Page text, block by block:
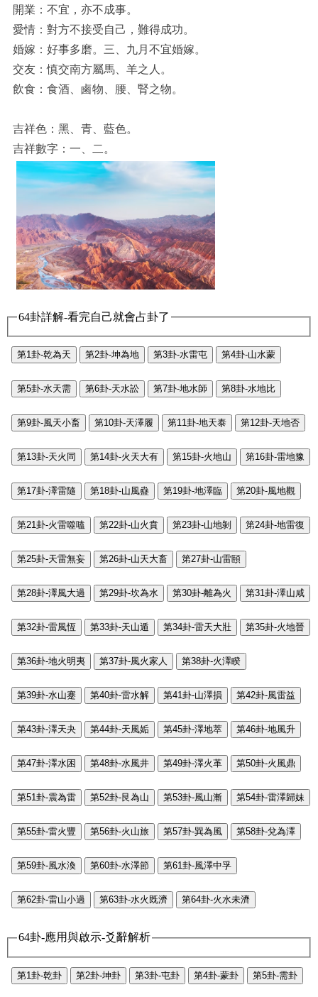
開業：不宜，亦不成事。
愛情：對方不接受自己，難得成功。
婚嫁：好事多磨。三、九月不宜婚嫁。
交友：慎交南方屬馬、羊之人。
飲食：食酒、鹵物、腰、腎之物。
吉祥色：黑、青、藍色。
吉祥數字：一、二。
64卦詳解-看完自己就會占卦了
第1卦-乾為天 第2卦-坤為地 第3卦-水雷屯 第4卦-山水蒙
第5卦-水天需 第6卦-天水訟 第7卦-地水師 第8卦-水地比
第9卦-風天小畜 第10卦-天澤履 第11卦-地天泰 第12卦-天地否
第13卦-天火同 第14卦-火天大有 第15卦-火地山 第16卦-雷地豫
第17卦-澤雷隨 第18卦-山風蠱 第19卦-地澤臨 第20卦-風地觀
第21卦-火雷噬嗑 第22卦-山火賁 第23卦-山地剝 第24卦-地雷復
第25卦-天雷無妄 第26卦-山天大畜 第27卦-山雷頤
第28卦-澤風大過 第29卦-坎為水 第30卦-離為火 第31卦-澤山咸
第32卦-雷風恆 第33卦-天山遁 第34卦-雷天大壯 第35卦-火地晉
第36卦-地火明夷 第37卦-風火家人 第38卦-火澤睽
第39卦-水山蹇 第40卦-雷水解 第41卦-山澤損 第42卦-風雷益
第43卦-澤天夬 第44卦-天風姤 第45卦-澤地萃 第46卦-地風升
第47卦-澤水困 第48卦-水風井 第49卦-澤火革 第50卦-火風鼎
第51卦-震為雷 第52卦-艮為山 第53卦-風山漸 第54卦-雷澤歸妹
第55卦-雷火豐 第56卦-火山旅 第57卦-巽為風 第58卦-兌為澤
第59卦-風水渙 第60卦-水澤節 第61卦-風澤中孚
第62卦-雷山小過 第63卦-水火既濟 第64卦-火水未濟
64卦-應用與啟示-爻辭解析
第1卦-乾卦 第2卦-坤卦 第3卦-屯卦 第4卦-蒙卦 第5卦-需卦